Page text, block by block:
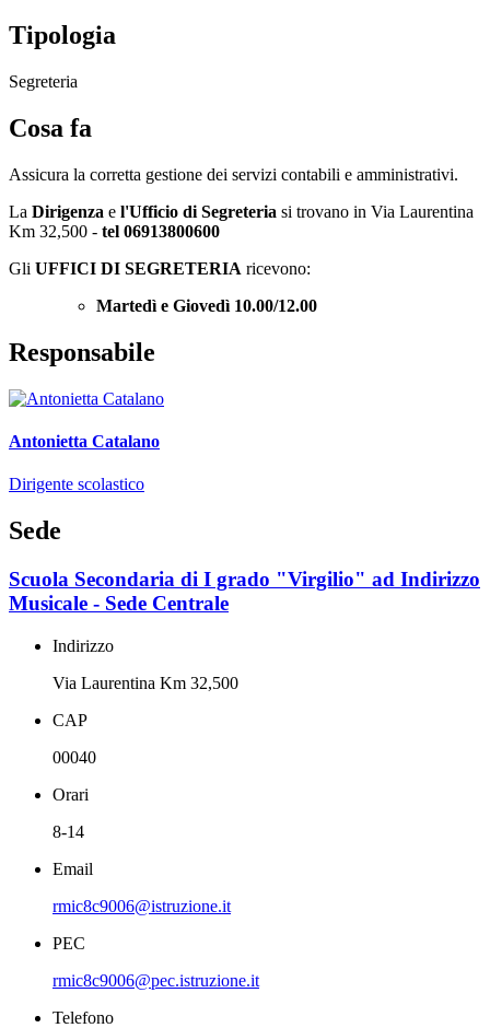
Tipologia
Segreteria
Cosa fa
Assicura la corretta gestione dei servizi contabili e amministrativi.
La Dirigenza e l'Ufficio di Segreteria si trovano in Via Laurentina
Km 32,500 - tel 06913800600
Gli UFFICI DI SEGRETERIA ricevono:
Martedì e Giovedì 10.00/12.00
Responsabile
Antonietta Catalano
Dirigente scolastico
Sede
Scuola Secondaria di I grado "Virgilio" ad Indirizzo
Musicale - Sede Centrale
Indirizzo
Via Laurentina Km 32,500
CAP
00040
Orari
8-14
Email
rmic8c9006@istruzione.it
PEC
rmic8c9006@pec.istruzione.it
Telefono